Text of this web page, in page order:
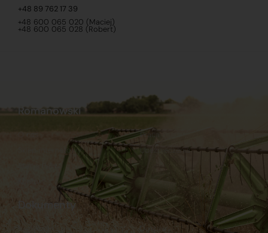
+48 89 762 17 39
+48 600 065 020 (Maciej)
+48 600 065 028 (Robert)
Dokumenty
Regulamin Dostawy
Romanowski
Sklep internetowy
Praca
Ubezpieczenia